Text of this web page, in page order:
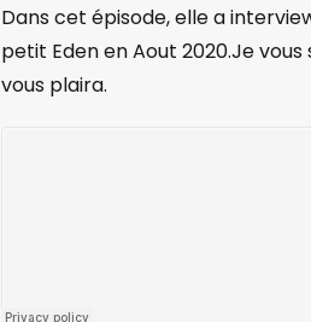
Dans cet épisode, elle a
petit Eden en Aout 2020.Je
vous plaira.